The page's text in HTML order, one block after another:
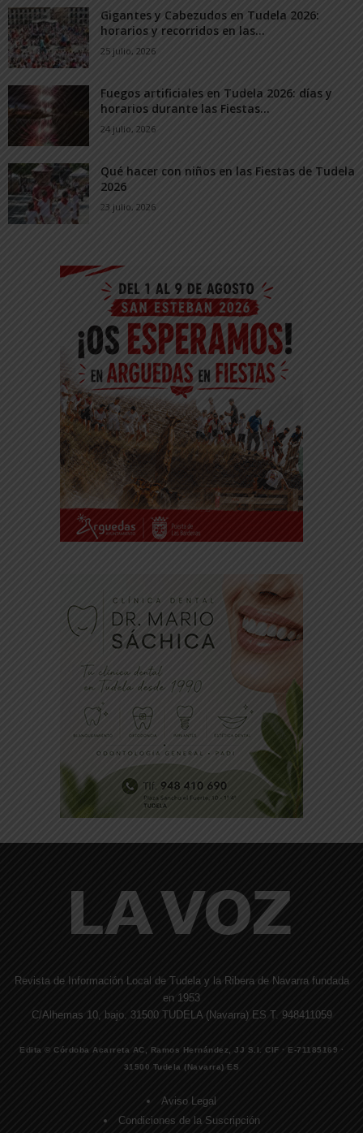
Gigantes y Cabezudos en Tudela 2026:
horarios y recorridos en las...
25 julio, 2026
Fuegos artificiales en Tudela 2026: días y
horarios durante las Fiestas...
24 julio, 2026
Qué hacer con niños en las Fiestas de Tudela
2026
23 julio, 2026
Revista de Información Local de Tudela y la Ribera de Navarra fundada
en 1953
C/Alhemas 10, bajo. 31500 TUDELA (Navarra) ES T. 948411059
Edita © Córdoba Acarreta AC, Ramos Hernández, JJ S.I. CIF · E-71185169 ·
31500 Tudela (Navarra) ES
Aviso Legal
Condiciones de la Suscripción